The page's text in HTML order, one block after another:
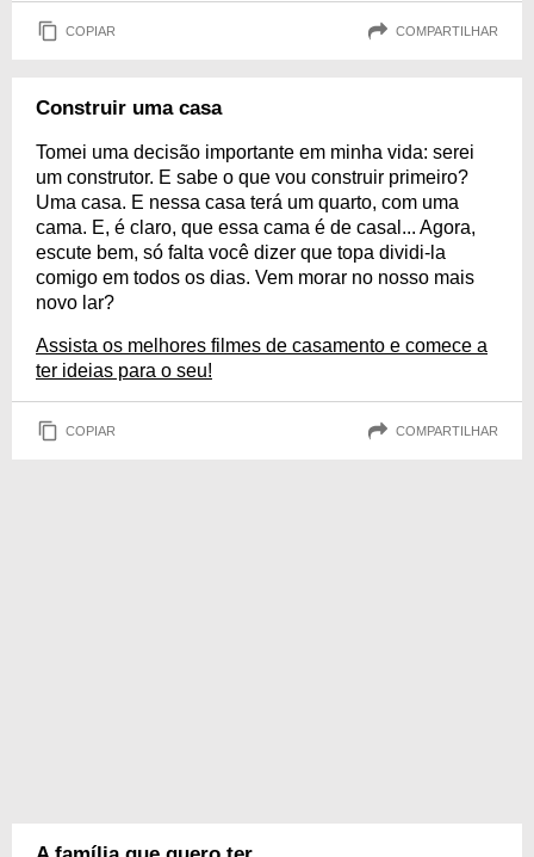
COPIAR COMPARTILHAR
Construir uma casa
Tomei uma decisão importante em minha vida: serei
um construtor. E sabe o que vou construir primeiro?
Uma casa. E nessa casa terá um quarto, com uma
cama. E, é claro, que essa cama é de casal... Agora,
escute bem, só falta você dizer que topa dividi-la
comigo em todos os dias. Vem morar no nosso mais
novo lar?
Assista os melhores filmes de casamento e comece a
ter ideias para o seu!
COPIAR COMPARTILHAR